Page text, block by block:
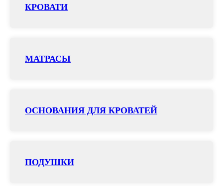
КРОВАТИ
МАТРАСЫ
ОСНОВАНИЯ ДЛЯ КРОВАТЕЙ
ПОДУШКИ